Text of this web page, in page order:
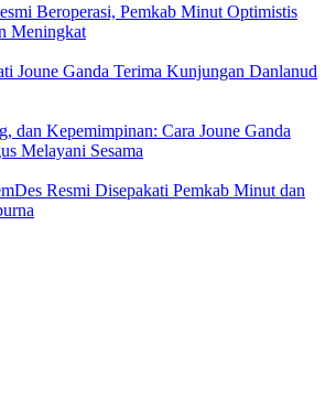
Beroperasi, Pemkab Minut Optimistis
Meningkat
Joune Ganda Terima Kunjungan Danlanud
dan Kepemimpinan: Cara Joune Ganda
Melayani Sesama
Resmi Disepakati Pemkab Minut dan